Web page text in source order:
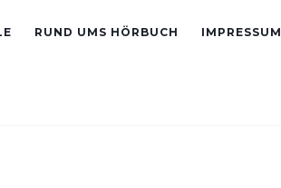
RUND UMS HÖRBUCH IMPRESSUM